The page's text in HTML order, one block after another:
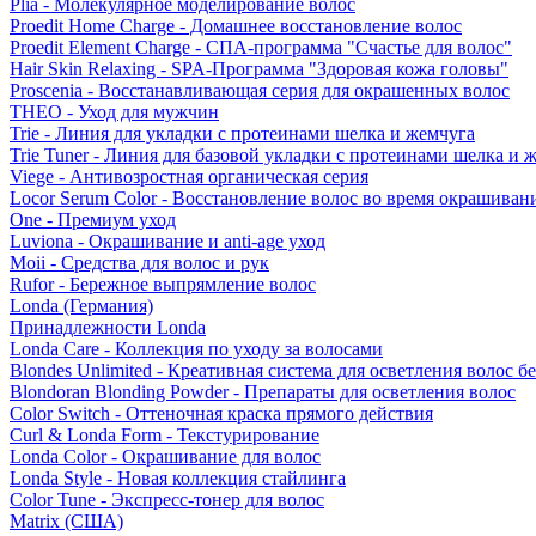
Plia - Молекулярное моделирование волос
Proedit Home Charge - Домашнее восстановление волос
Proedit Element Charge - СПА-программа "Счастье для волос"
Hair Skin Relaxing - SPA-Программа "Здоровая кожа головы"
Proscenia - Восстанавливающая серия для окрашенных волос
THEO - Уход для мужчин
Trie - Линия для укладки с протеинами шелка и жемчуга
Trie Tuner - Линия для базовой укладки с протеинами шелка и
Viege - Антивозростная органическая серия
Locor Serum Color - Восстановление волос во время
One - Премиум уход
Luviona - Окрашивание и anti-age уход
Moii - Средства для волос и рук
Rufor - Бережное выпрямление волос
Londa (Германия)
Принадлежности Londa
Londa Care - Коллекция по уходу за волосами
Blondes Unlimited - Креативная система для осветления волос
Blondoran Blonding Powder - Препараты для осветления волос
Color Switch - Оттеночная краска прямого действия
Curl & Londa Form - Текстурирование
Londa Color - Окрашивание для волос
Londa Style - Новая коллекция стайлинга
Color Tune - Экспресс-тонер для волос
Matrix (США)